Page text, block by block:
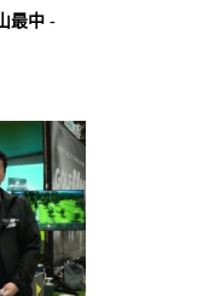
最中 -